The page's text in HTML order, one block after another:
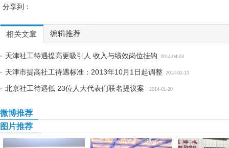
分享到：
相关文章 编辑推荐
天津社工待遇提高更吸引人 收入与绩效岗位挂钩 2014-04-03
天津市提高社工待遇标准：2013年10月1日起调整 2014-02-13
北京社工待遇低 23位人大代表们联名提议案 2014-01-20
微博推荐
图片推荐